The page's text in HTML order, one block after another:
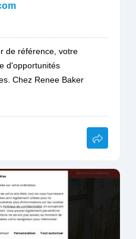
de référence, votre
d'opportunités
Chez Renee Baker